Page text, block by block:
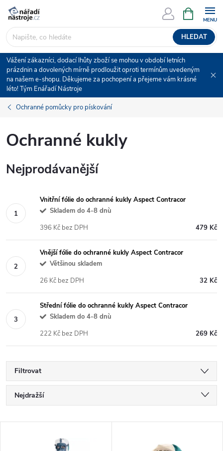
Přejít
obsah
HLEDAT
NÁKUPNÍ
KOŠÍK
Vážení zákazníci, dodací lhůty zboží se mohou v období letních
prázdnin a dovolených mírně prodloužit oproti termínům uvedeným
na našem e-shopu. Děkujeme za pochopení a přejeme vám krásné
léto! Tým Enářadí Nástroje
Ochranné pomůcky pro pískování
Ochranné kukly
Nejprodávanější
Vnitřní fólie do ochranné kukly Aspect Contracor
Skladem do 4-8 dnù
479 Kč
396 Kč bez DPH
Vnější fólie do ochranné kukly Aspect Contracor
Většinou skladem
32 Kč
26 Kč bez DPH
Střední fólie do ochranné kukly Aspect Contracor
Skladem do 4-8 dnù
269 Kč
222 Kč bez DPH
Filtrovat
Ř
a
Nejdražší